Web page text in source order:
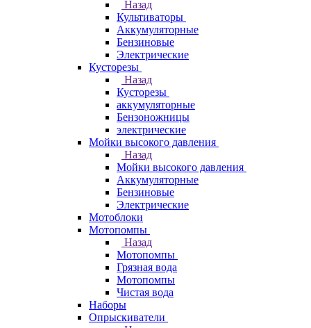
Назад
Культиваторы
Аккумуляторные
Бензиновые
Электрические
Кусторезы
Назад
Кусторезы
аккумуляторные
Бензоножницы
электрические
Мойки высокого давления
Назад
Мойки высокого давления
Аккумуляторные
Бензиновые
Электрические
Мотоблоки
Мотопомпы
Назад
Мотопомпы
Грязная вода
Мотопомпы
Чистая вода
Наборы
Опрыскиватели